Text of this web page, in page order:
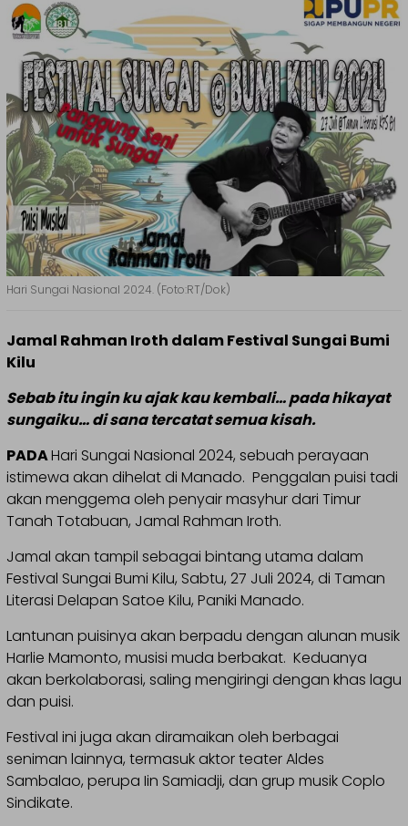
Hari Sungai Nasional 2024. (Foto:RT/Dok)
Jamal Rahman Iroth dalam Festival Sungai Bumi
Kilu
Sebab itu ingin ku ajak kau kembali… pada hikayat
sungaiku… di sana tercatat semua kisah.
PADAHari Sungai Nasional 2024, sebuah perayaan
istimewa akan dihelat di Manado. Penggalan puisi tadi
akan menggema oleh penyair masyhur dari Timur
Tanah Totabuan, Jamal Rahman Iroth.
Jamal akan tampil sebagai bintang utama dalam
Festival Sungai Bumi Kilu, Sabtu, 27 Juli 2024, di Taman
Literasi Delapan Satoe Kilu, Paniki Manado.
Lantunan puisinya akan berpadu dengan alunan musik
Harlie Mamonto, musisi muda berbakat. Keduanya
akan berkolaborasi, saling mengiringi dengan khas lagu
dan puisi.
Festival ini juga akan diramaikan oleh berbagai
seniman lainnya, termasuk aktor teater Aldes
Sambalao, perupa Iin Samiadji, dan grup musik Coplo
Sindikate.